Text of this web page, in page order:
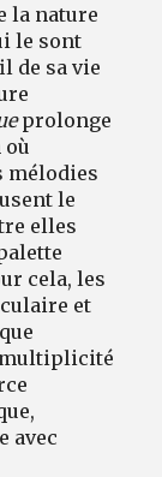
la nature
le sont
de sa vie
prolonge
où
mélodies
le
elles
cela, les
et
multiplicité
avec